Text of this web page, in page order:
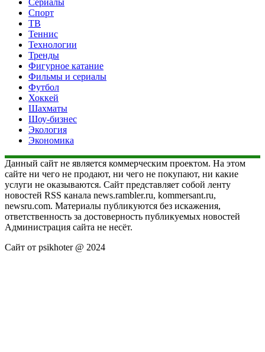
Спорт
ТВ
Теннис
Технологии
Тренды
Фигурное катание
Фильмы и сериалы
Футбол
Хоккей
Шахматы
Шоу-бизнес
Экология
Экономика
Данный сайт не является коммерческим проектом. На этом
сайте ни чего не продают, ни чего не покупают, ни какие
услуги не оказываются. Сайт представляет собой ленту
новостей RSS канала news.rambler.ru, kommersant.ru,
newsru.com. Материалы публикуются без искажения,
ответственность за достоверность публикуемых новостей
Администрация сайта не несёт.
Сайт от psikhoter @ 2024